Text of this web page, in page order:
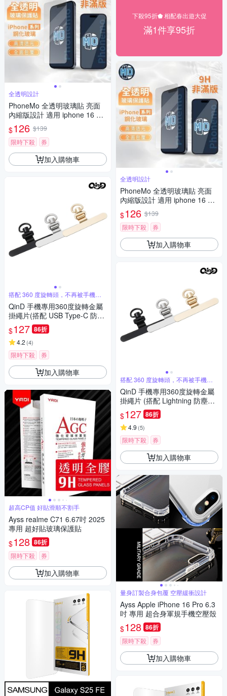
全透明設計
PhoneMo 全透明玻璃貼 亮面
內縮版設計 適用 iphone 16 15
14 13
$126 $139
限時下殺
券
加入購物車
搭配 360 度旋轉頭，不再被手機繩
纏繞
QinD 手機專用360度旋轉金屬
掛繩片(搭配 USB Type-C 防塵
塞)(顏色隨機出貨)
$127 86折
4.2 (4)
限時下殺 券
加入購物車
超高CP值 好貼滑順不割手
Ayss realme C71 6.67吋 2025
專用 超好貼玻璃保護貼
$128 86折
限時下殺 券
加入購物車
下殺95折⬟ 相配春出遊大促
滿1件享95折
全透明設計
PhoneMo 全透明玻璃貼 亮面
內縮版設計 適用 iphone 16 15
14 13
$126 $139
限時下殺
券
加入購物車
搭配 360 度旋轉頭，不再被手機繩
纏繞
QinD 手機專用360度旋轉金屬
掛繩片 (搭配 Lightning 防塵塞)
(顏色隨機出貨)
$127 86折
4.9 (5)
限時下殺 券
加入購物車
量身訂製合身包覆 空壓緩衝設計
Ayss Apple iPhone 16 Pro 6.3
吋 專用 超合身軍規手機空壓殼
$128 86折
限時下殺 券
加入購物車